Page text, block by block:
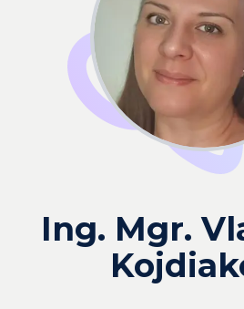
Ing. Mgr.